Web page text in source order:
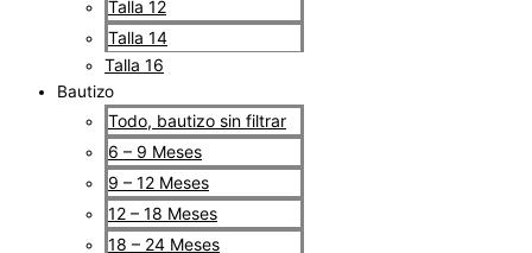
Talla 12
Talla 14
Talla 16
Bautizo
Todo, bautizo sin filtrar
6 – 9 Meses
9 – 12 Meses
12 – 18 Meses
18 – 24 Meses